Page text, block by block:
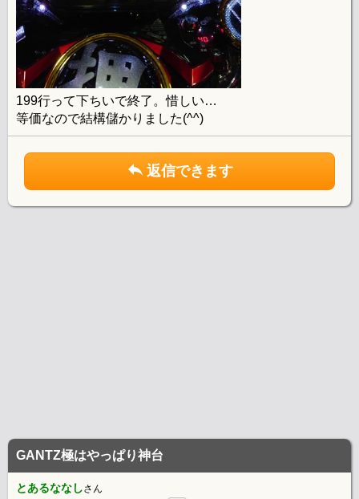
199行って下ちいで終了。惜しい…
等価なので結構儲かりました(^^)
返信できます
GANTZ極はやっぱり神台
とあるななしさん